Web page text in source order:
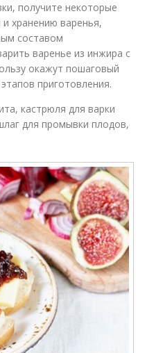
получите некоторые
хранению варенья,
составом
варенье из инжира с
окажут пошаговый
приготовления.
кастрюля для варки
для промывки плодов,